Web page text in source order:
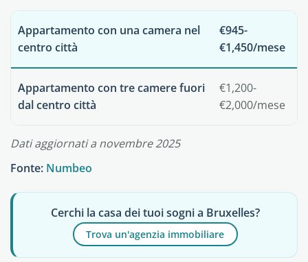
Appartamento con una camera nel
centro città
€945-
€1,450/mese
Appartamento con tre camere fuori
dal centro città
€1,200-
€2,000/mese
Dati aggiornati a novembre 2025
Fonte: Numbeo
Cerchi la casa dei tuoi sogni a Bruxelles?
Trova un'agenzia immobiliare